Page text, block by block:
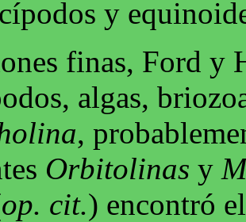
y
finas, Ford
algas,
,
Orbitolinas y
op. cit.) encontró